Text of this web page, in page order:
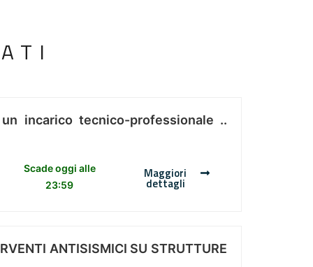
incarico tecnico-professionale ..
Scade oggi alle
23:59
Maggiori
dettagli
ANTISISMICI SU STRUTTURE